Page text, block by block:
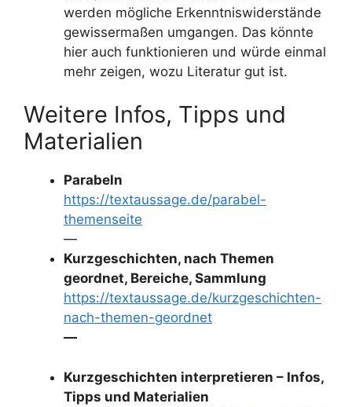
werden mögliche Erkenntniswiderstände
gewissermaßen umgangen. Das könnte
hier auch funktionieren und würde einmal
mehr zeigen, wozu Literatur gut ist.
Weitere Infos, Tipps und
Materialien
Parabeln
https://textaussage.de/parabel-
themenseite
—
Kurzgeschichten, nach Themen
geordnet, Bereiche, Sammlung
https://textaussage.de/kurzgeschichten-
nach-themen-geordnet
—
Kurzgeschichten interpretieren – Infos,
Tipps und Materialien